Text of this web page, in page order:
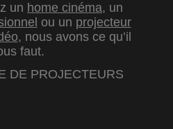
un home cinéma, un
ou un projecteur
, nous avons ce qu’il
faut.
DE PROJECTEURS